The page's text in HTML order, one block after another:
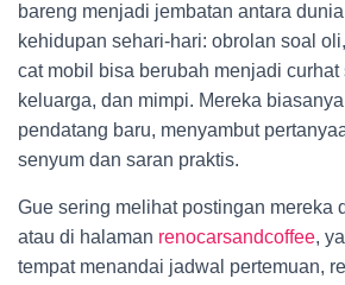
bareng menjadi jembatan antara
kehidupan sehari-hari: obrolan soal
cat mobil bisa berubah menjadi curhat
keluarga, dan mimpi. Mereka
pendatang baru, menyambut
senyum dan saran praktis.
Gue sering melihat postingan mereka
atau di halaman renocarsandcoffee,
tempat menandai jadwal pertemuan,